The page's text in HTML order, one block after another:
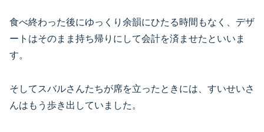
食べ終わった後にゆっくり余韻にひたる時間もなく、デザ
ートはそのまま持ち帰りにして会計を済ませたといいま
す。
そしてスバルさんたちが席を立ったときには、すいせいさ
んはもう歩き出していました。